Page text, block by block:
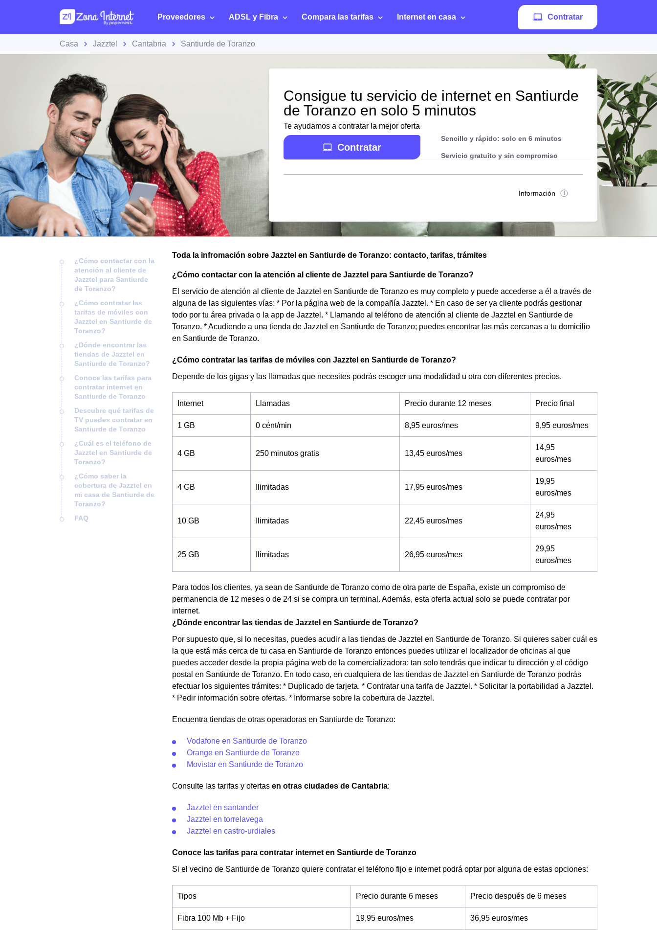
Proveedores ADSL y Fibra Compara las tarifas Internet en casa Contratar
Casa Jazztel Cantabria Santiurde de Toranzo
Consigue tu servicio de internet en Santiurde
de Toranzo en solo 5 minutos
Te ayudamos a contratar la mejor oferta
Contratar
Sencillo y rápido: solo en 6 minutos
Servicio gratuito y sin compromiso
Información
¿Cómo contactar con la
atención al cliente de
Jazztel para Santiurde
de Toranzo?
¿Cómo contratar las
tarifas de móviles con
Jazztel en Santiurde de
Toranzo?
¿Dónde encontrar las
tiendas de Jazztel en
Santiurde de Toranzo?
Conoce las tarifas para
contratar internet en
Santiurde de Toranzo
Descubre qué tarifas de
TV puedes contratar en
Santiurde de Toranzo
¿Cuál es el teléfono de
Jazztel en Santiurde de
Toranzo?
¿Cómo saber la
cobertura de Jazztel en
mi casa de Santiurde de
Toranzo?
FAQ
Toda la infromación sobre Jazztel en Santiurde de Toranzo: contacto, tarifas, trámites
¿Cómo contactar con la atención al cliente de Jazztel para Santiurde de Toranzo?
El servicio de atención al cliente de Jazztel en Santiurde de Toranzo es muy completo y puede accederse a él a través de
alguna de las siguientes vías: * Por la página web de la compañía Jazztel. * En caso de ser ya cliente podrás gestionar
todo por tu área privada o la app de Jazztel. * Llamando al teléfono de atención al cliente de Jazztel en Santiurde de
Toranzo. * Acudiendo a una tienda de Jazztel en Santiurde de Toranzo; puedes encontrar las más cercanas a tu domicilio
en Santiurde de Toranzo.
¿Cómo contratar las tarifas de móviles con Jazztel en Santiurde de Toranzo?
Depende de los gigas y las llamadas que necesites podrás escoger una modalidad u otra con diferentes precios.
Internet Llamadas Precio durante 12 meses Precio final
1 GB 0 cént/min 8,95 euros/mes 9,95 euros/mes
4 GB 250 minutos gratis 13,45 euros/mes
14,95
euros/mes
4 GB Ilimitadas 17,95 euros/mes
19,95
euros/mes
10 GB Ilimitadas 22,45 euros/mes
24,95
euros/mes
25 GB Ilimitadas 26,95 euros/mes
29,95
euros/mes
Para todos los clientes, ya sean de Santiurde de Toranzo como de otra parte de España, existe un compromiso de
permanencia de 12 meses o de 24 si se compra un terminal. Además, esta oferta actual solo se puede contratar por
internet.
¿Dónde encontrar las tiendas de Jazztel en Santiurde de Toranzo?
Por supuesto que, si lo necesitas, puedes acudir a las tiendas de Jazztel en Santiurde de Toranzo. Si quieres saber cuál es
la que está más cerca de tu casa en Santiurde de Toranzo entonces puedes utilizar el localizador de oficinas al que
puedes acceder desde la propia página web de la comercializadora: tan solo tendrás que indicar tu dirección y el código
postal en Santiurde de Toranzo. En todo caso, en cualquiera de las tiendas de Jazztel en Santiurde de Toranzo podrás
efectuar los siguientes trámites: * Duplicado de tarjeta. * Contratar una tarifa de Jazztel. * Solicitar la portabilidad a Jazztel.
* Pedir información sobre ofertas. * Informarse sobre la cobertura de Jazztel.
Encuentra tiendas de otras operadoras en Santiurde de Toranzo:
Vodafone en Santiurde de Toranzo
Orange en Santiurde de Toranzo
Movistar en Santiurde de Toranzo
Consulte las tarifas y ofertas en otras ciudades de Cantabria:
Jazztel en santander
Jazztel en torrelavega
Jazztel en castro-urdiales
Conoce las tarifas para contratar internet en Santiurde de Toranzo
Si el vecino de Santiurde de Toranzo quiere contratar el teléfono fijo e internet podrá optar por alguna de estas opciones:
Tipos Precio durante 6 meses Precio después de 6 meses
Fibra 100 Mb + Fijo 19,95 euros/mes 36,95 euros/mes